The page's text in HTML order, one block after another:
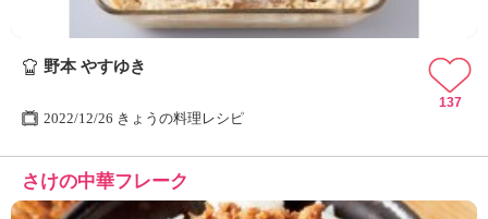
野本 やすゆき
2022/12/26 きょうの料理レシピ
137
さけの中華フレーク